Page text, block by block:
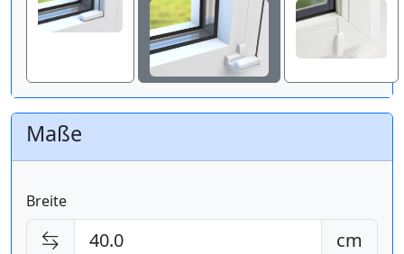
Maße
Breite
cm